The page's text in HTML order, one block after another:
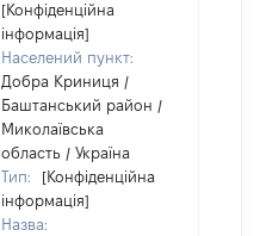
[Конфіденційна
інформація]
Населений пункт:
Добра Криниця /
Баштанський район /
Миколаївська
область / Україна
Тип:
[Конфіденційна
інформація]
Назва: